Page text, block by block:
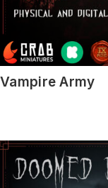
Vampire Army